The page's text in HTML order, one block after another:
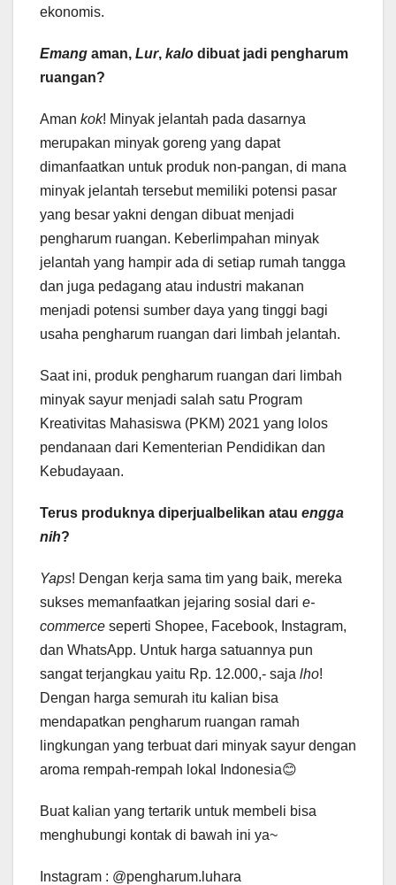
ekonomis.
Emang aman, Lur, kalo dibuat jadi pengharum
ruangan?
Aman kok! Minyak jelantah pada dasarnya
merupakan minyak goreng yang dapat
dimanfaatkan untuk produk non-pangan, di mana
minyak jelantah tersebut memiliki potensi pasar
yang besar yakni dengan dibuat menjadi
pengharum ruangan. Keberlimpahan minyak
jelantah yang hampir ada di setiap rumah tangga
dan juga pedagang atau industri makanan
menjadi potensi sumber daya yang tinggi bagi
usaha pengharum ruangan dari limbah jelantah.
Saat ini, produk pengharum ruangan dari limbah
minyak sayur menjadi salah satu Program
Kreativitas Mahasiswa (PKM) 2021 yang lolos
pendanaan dari Kementerian Pendidikan dan
Kebudayaan.
Terus produknya diperjualbelikan atau engga
nih?
Yaps! Dengan kerja sama tim yang baik, mereka
sukses memanfaatkan jejaring sosial dari e-
commerce seperti Shopee, Facebook, Instagram,
dan WhatsApp. Untuk harga satuannya pun
sangat terjangkau yaitu Rp. 12.000,- saja lho!
Dengan harga semurah itu kalian bisa
mendapatkan pengharum ruangan ramah
lingkungan yang terbuat dari minyak sayur dengan
aroma rempah-rempah lokal Indonesia😊
Buat kalian yang tertarik untuk membeli bisa
menghubungi kontak di bawah ini ya~
Instagram : @pengharum.luhara